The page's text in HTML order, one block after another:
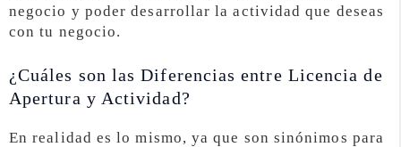
negocio y poder desarrollar la actividad que deseas
con tu negocio.
¿Cuáles son las Diferencias entre Licencia de
Apertura y Actividad?
En realidad es lo mismo, ya que son sinónimos para